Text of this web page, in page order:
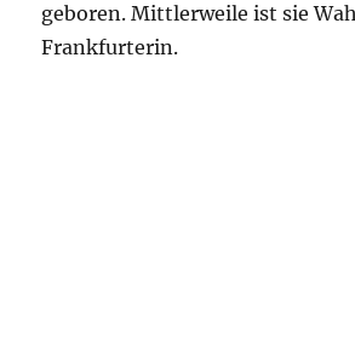
geboren. Mittlerweile ist sie
Frankfurterin.